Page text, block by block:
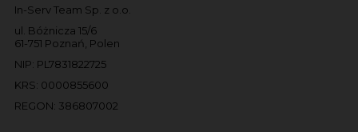
In-Serv Team Sp. z o.o.
ul. Bóżnicza 15/6
61-751 Poznań, Polen
NIP: PL7831822725
KRS: 0000855600
REGON: 386807002